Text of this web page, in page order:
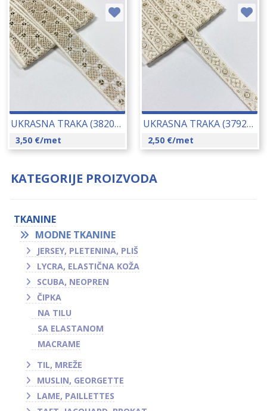
UKRASNA TRAKA (3820) CCA 35 MM 23001
3,50 €/met
UKRASNA TRAKA (3792) CCA 18 MM 23016
2,50 €/met
KATEGORIJE PROIZVODA
TKANINE
MODNE TKANINE
JERSEY, PLETENINA, PLIŠ
LYCRA, ELASTIČNA KOŽA
SCUBA, NEOPREN
ČIPKA
NA TILU
SA ELASTANOM
MACRAME
TIL, MREŽE
MUSLIN, GEORGETTE
LAME, PAILLETTES